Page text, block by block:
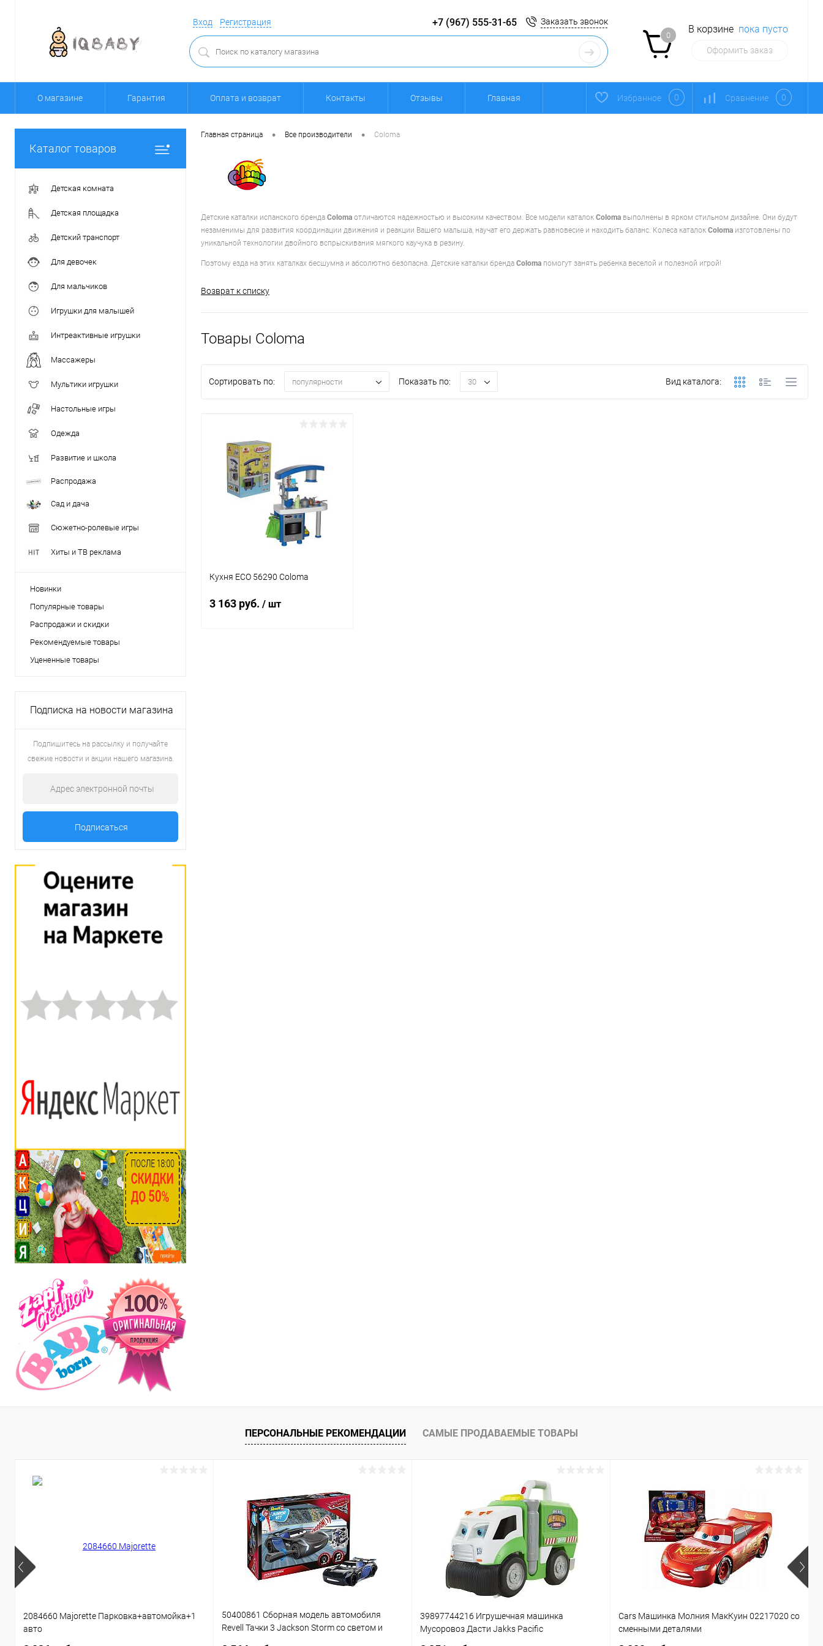
Вход Регистрация +7 (967) 555-31-65 Заказать звонок
0
В корзине пока пусто
Оформить заказ
О магазине Гарантия Оплата и возврат Контакты Отзывы Главная Избранное 0 Сравнение 0
Каталог товаров
Детская комната
Детская площадка
Детский транспорт
Для девочек
Для мальчиков
Игрушки для малышей
Интреактивные игрушки
Массажеры
Мультики игрушки
Настольные игры
Одежда
Развитие и школа
Распродажа
Сад и дача
Сюжетно-ролевые игры
Хиты и ТВ реклама
Новинки
Популярные товары
Распродажи и скидки
Рекомендуемые товары
Уцененные товары
Подписка на новости магазина
Подпишитесь на рассылку и получайте
свежие новости и акции нашего магазина.
Главная страница • Все производители • Coloma
Детские каталки испанского бренда Coloma отличаются надежностью и высоким качеством. Все модели каталок Coloma выполнены в ярком стильном дизайне. Они будут
незаменимы для развития координации движения и реакции Вашего малыша, научат его держать равновесие и находить баланс. Колеса каталок Coloma изготовлены по
уникальной технологии двойного вспрыскивания мягкого каучука в резину.
Поэтому езда на этих каталках бесшумна и абсолютно безопасна. Детские каталки бренда Coloma помогут занять ребенка веселой и полезной игрой!
Возврат к списку
Товары Coloma
Сортировать по: популярности Показать по: 30 Вид каталога:
Кухня ECO 56290 Coloma
3 163 руб. / шт
ПЕРСОНАЛЬНЫЕ РЕКОМЕНДАЦИИ САМЫЕ ПРОДАВАЕМЫЕ ТОВАРЫ
2084660 Majorette Парковка+автомойка+1
авто
50400861 Сборная модель автомобиля
Revell Тачки 3 Jackson Storm со светом и
39897744216 Игрушечная машинка
Мусоровоз Дасти Jakks Pacific
Cars Машинка Молния МакКуин 02217020 со
сменными деталями